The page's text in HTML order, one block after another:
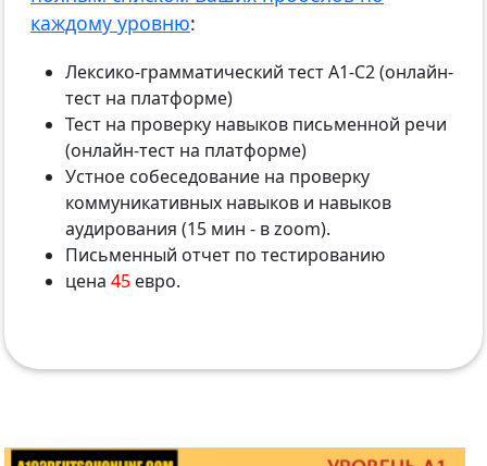
каждому уровню:
Лексико-грамматический тест А1-С2 (онлайн-
тест на платформе)
Тест на проверку навыков письменной речи
(онлайн-тест на платформе)
Устное собеседование на проверку
коммуникативных навыков и навыков
аудирования (15 мин - в zoom).
Письменный отчет по тестированию
цена 45 евро.